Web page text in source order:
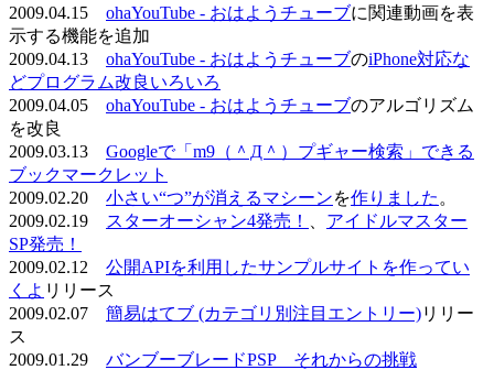
2009.04.15 ohaYouTube - おはようチューブに関連動画を表
示する機能を追加
2009.04.13 ohaYouTube - おはようチューブのiPhone対応な
どプログラム改良いろいろ
2009.04.05 ohaYouTube - おはようチューブのアルゴリズム
を改良
2009.03.13 Googleで「m9（＾Д＾）プギャー検索」できる
ブックマークレット
2009.02.20 小さい“つ”が消えるマシーンを作りました 。
2009.02.19
スターオーシャン4発売！
アイドルマスター
SP発売！
2009.02.12 公開APIを利用したサンプルサイトを作ってい
くよ リリース
2009.02.07 簡易はてブ (カテゴリ別注目エントリー)リリー
ス
2009.01.29 バンブーブレードPSP それからの挑戦